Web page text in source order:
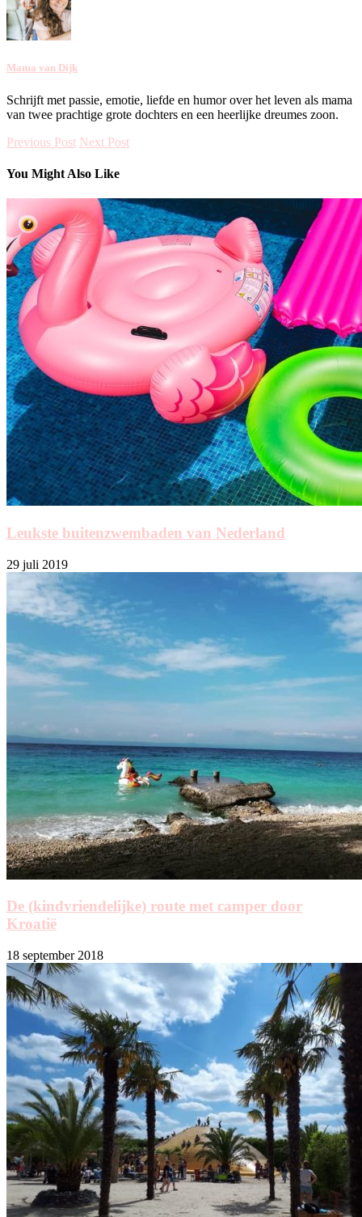
Mama van Dijk
Schrijft met passie, emotie, liefde en humor over het leven als mama
van twee prachtige grote dochters en een heerlijke dreumes zoon.
Previous Post Next Post
You Might Also Like
Leukste buitenzwembaden van Nederland
29 juli 2019
De (kindvriendelijke) route met camper door
Kroatië
18 september 2018